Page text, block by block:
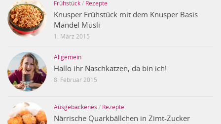
Frühstück/ Rezepte
Knusper Frühstück mit dem Knusper Basis
Mandel Müsli
1. März 2015
Allgemein
Hallo ihr Naschkatzen, da bin ich!
8. Februar 2015
Ausgebackenes / Rezepte
Närrische Quarkbällchen in Zimt-Zucker